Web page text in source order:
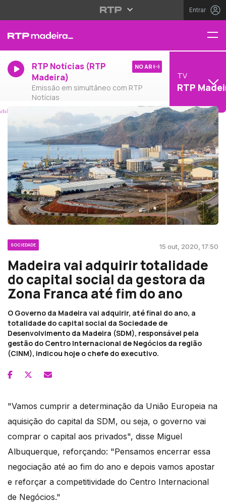
Entrar
RTP Notícias (RTP
Madeira)
Emissão em simultâneo com RTP
Notícias
NO AR
TV
RTP
SOCIEDADE 15 out, 2020, 17:50
Madeira vai adquirir totalidade
do capital social da gestora da
Zona Franca até fim do ano
O Governo da Madeira vai adquirir, até final do ano, a
totalidade do capital social da Sociedade de
Desenvolvimento da Madeira (SDM), responsável pela
gestão do Centro Internacional de Negócios da região
(CINM), indicou hoje o chefe do executivo.
"Vamos cumprir a determinação da União Europeia na
aquisição do capital da SDM, ou seja, o governo vai
comprar o capital aos privados", disse Miguel
Albuquerque, reforçando: "Pensamos encerrar essa
negociação até ao fim do ano e depois vamos apostar
e reforçar a competitividade do Centro Internacional
de Negócios."